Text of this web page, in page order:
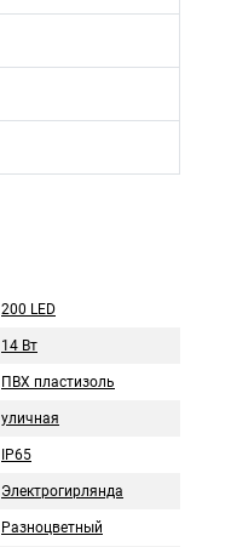
200 LED
14 Вт
ПВХ пластизоль
уличная
IP65
Электрогирлянда
Разноцветный